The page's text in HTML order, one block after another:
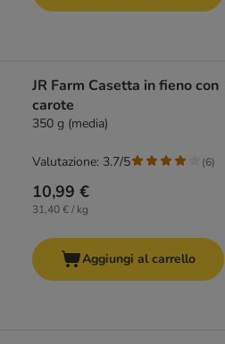
JR Farm Casetta in fieno con
carote
350 g (media)
10,99 €
31,40 € / kg
Valutazione: 3.7/5 (6)
Aggiungi al carrello